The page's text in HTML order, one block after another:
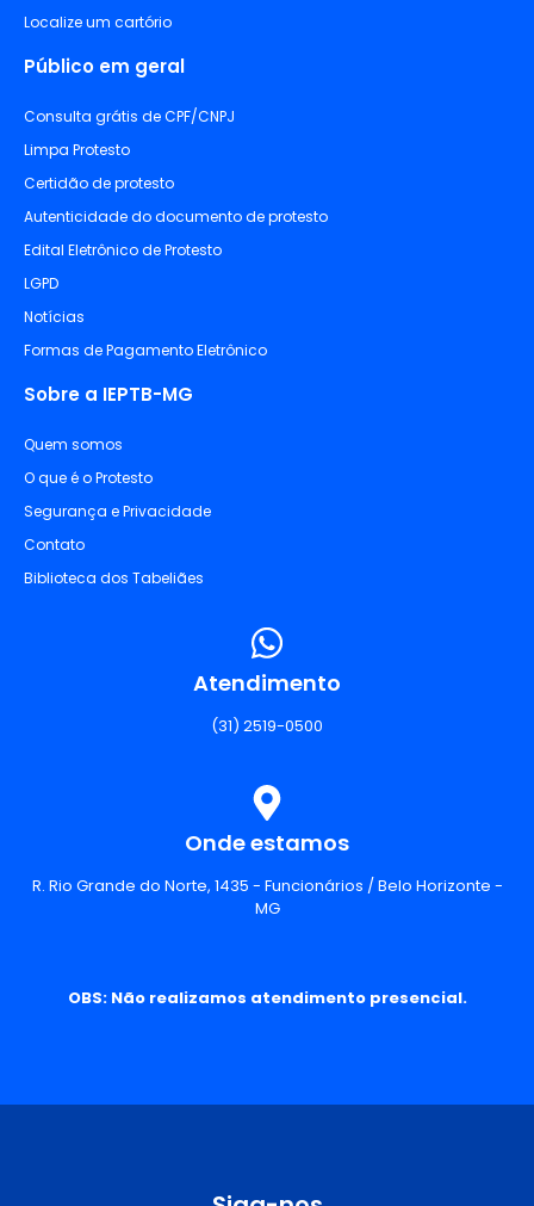
Localize um cartório
Público em geral
Consulta grátis de CPF/CNPJ
Limpa Protesto
Certidão de protesto
Autenticidade do documento de protesto
Edital Eletrônico de Protesto
LGPD
Notícias
Formas de Pagamento Eletrônico
Sobre a IEPTB-MG
Quem somos
O que é o Protesto
Segurança e Privacidade
Contato
Biblioteca dos Tabeliães
Atendimento
(31) 2519-0500
Onde estamos
R. Rio Grande do Norte, 1435 - Funcionários / Belo Horizonte -
MG
OBS: Não realizamos atendimento presencial.